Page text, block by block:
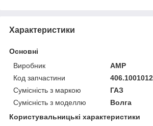
Характеристики
Основні
Виробник
AMP
Код запчастини
Сумісність з маркою
ГАЗ
Сумісність з моделлю
Волга
Користувальницькі характеристики